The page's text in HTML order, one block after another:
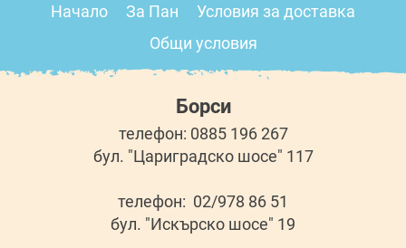
Начало За Пан
Условия за доставка
Общи условия
Борси
телефон: 0885 196 267
бул. "Цариградско шосе" 117
телефон: 02/978 86 51
бул. "Искърско шосе" 19